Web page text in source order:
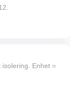
Enhet =